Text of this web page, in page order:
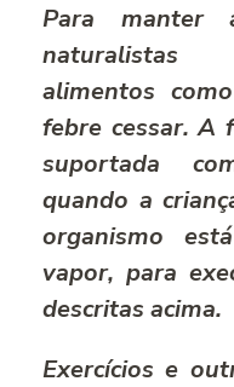
Para manter
naturalistas
alimentos
febre cessar. A
suportada
quando a
organismo
vapor, para
descritas acima.
Exercícios e